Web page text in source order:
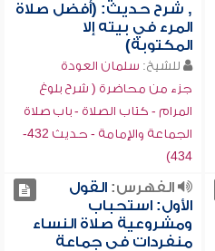
, شرح حديث: (أفضل صلاة
المرء في بيته إلا
المكتوبة)
للشيخ: سلمان العودة
جزء من محاضرة ( شرح بلوغ
المرام - كتاب الصلاة - باب صلاة
الجماعة والإمامة - حديث 432-
434)
الفهرس:القول
الأول: استحباب
ومشروعية صلاة النساء
منفردات في جماعة